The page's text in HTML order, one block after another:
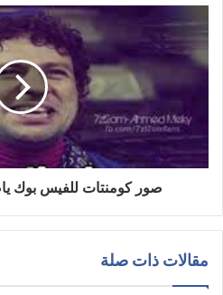
صور كومنتات للفيس بوك
مقالات ذات صلة